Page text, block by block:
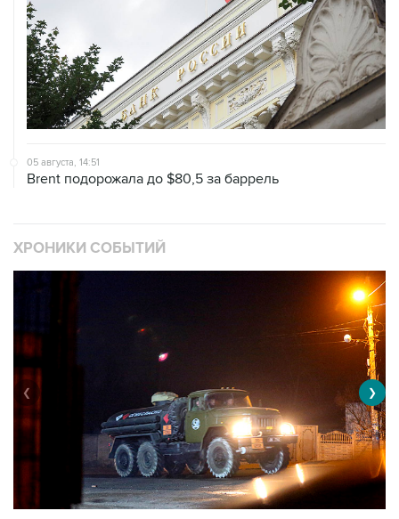
05 августа, 14:51
Brent подорожала до $80,5 за баррель
ХРОНИКИ СОБЫТИЙ
❮ ❯